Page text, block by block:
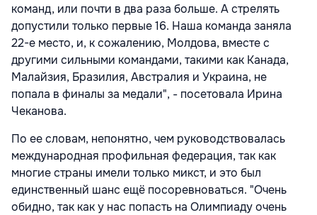
команд, или почти в два раза больше. А стрелять
допустили только первые 16. Наша команда заняла
22-е место, и, к сожалению, Молдова, вместе с
другими сильными командами, такими как Канада,
Малайзия, Бразилия, Австралия и Украина, не
попала в финалы за медали", - посетовала Ирина
Чеканова.
По ее словам, непонятно, чем руководствовалась
международная профильная федерация, так как
многие страны имели только микст, и это был
единственный шанс ещё посоревноваться. "Очень
обидно, так как у нас попасть на Олимпиаду очень